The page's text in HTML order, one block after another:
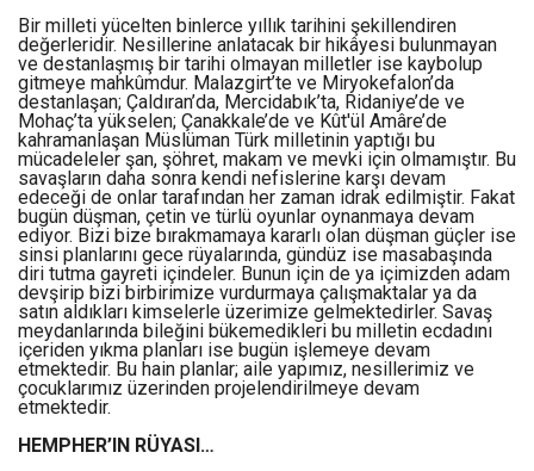
Bir milleti yücelten binlerce yıllık tarihini şekillendiren
değerleridir. Nesillerine anlatacak bir hikâyesi bulunmayan
ve destanlaşmış bir tarihi olmayan milletler ise kaybolup
gitmeye mahkûmdur. Malazgirt’te ve Miryokefalon’da
destanlaşan; Çaldıran’da, Mercidabık’ta, Ridaniye’de ve
Mohaç’ta yükselen; Çanakkale’de ve Kût'ül Amâre’de
kahramanlaşan Müslüman Türk milletinin yaptığı bu
mücadeleler şan, şöhret, makam ve mevki için olmamıştır. Bu
savaşların daha sonra kendi nefislerine karşı devam
edeceği de onlar tarafından her zaman idrak edilmiştir. Fakat
bugün düşman, çetin ve türlü oyunlar oynanmaya devam
ediyor. Bizi bize bırakmamaya kararlı olan düşman güçler ise
sinsi planlarını gece rüyalarında, gündüz ise masabaşında
diri tutma gayreti içindeler. Bunun için de ya içimizden adam
devşirip bizi birbirimize vurdurmaya çalışmaktalar ya da
satın aldıkları kimselerle üzerimize gelmektedirler. Savaş
meydanlarında bileğini bükemedikleri bu milletin ecdadını
içeriden yıkma planları ise bugün işlemeye devam
etmektedir. Bu hain planlar; aile yapımız, nesillerimiz ve
çocuklarımız üzerinden projelendirilmeye devam
etmektedir.
HEMPHER’IN RÜYASI…